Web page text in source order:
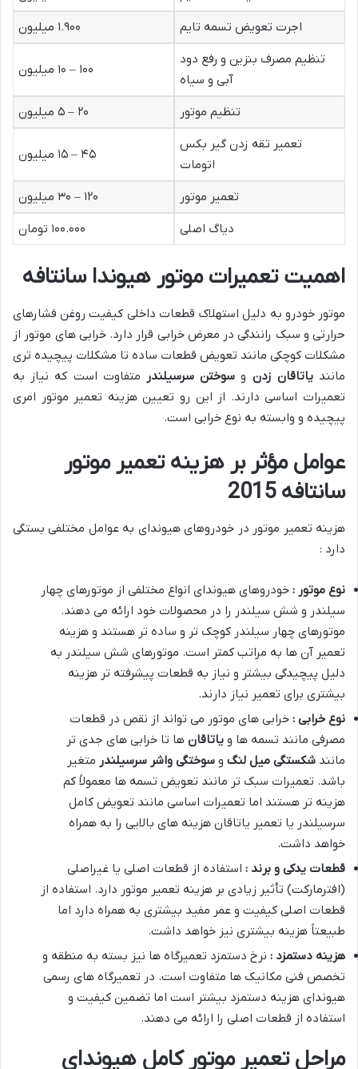
اجرت تعویض تسمه تایم
۱.۹۰۰ میلیون
تنظیم مصرف بنزین و رفع دود
آبی و سیاه
۱۰۰ – ۱۰ میلیون
تنظیم موتور
۲۰ – ۵ میلیون
تعمیر تقه زدن گیر بکس
اتومات
۴۵ – ۱۵ میلیون
تعمیر موتور
۱۲۰ – ۳۰ میلیون
دیاگ اصلی
۱۰۰.۰۰۰ تومان
اهمیت تعمیرات موتور هیوندا سانتافه
موتور خودرو به دلیل استهلاک قطعات داخلی کیفیت روغن فشارهای
حرارتی و سبک رانندگی در معرض خرابی قرار دارد. خرابی های موتور از
مشکلات کوچکی مانند تعویض قطعات ساده تا مشکلات پیچیده تری
مانندیاتاقان زدن و سوختن سرسیلندر متفاوت است که نیاز به
تعمیرات اساسی دارند. از این رو تعیین هزینه تعمیر موتور امری
پیچیده و وابسته به نوع خرابی است.
عوامل مؤثر بر هزینه تعمیر موتور
سانتافه 2015
هزینه تعمیر موتور در خودروهای هیوندای به عوامل مختلفی بستگی
دارد :
نوع موتور : خودروهای هیوندای انواع مختلفی از موتورهای چهار
سیلندر و شش سیلندر را در محصولات خود ارائه می دهند.
موتورهای چهار سیلندر کوچک تر و ساده تر هستند و هزینه
تعمیر آن ها به مراتب کمتر است. موتورهای شش سیلندر به
دلیل پیچیدگی بیشتر و نیاز به قطعات پیشرفته تر هزینه
بیشتری برای تعمیر نیاز دارند.
نوع خرابی : خرابی های موتور می تواند از نقص در قطعات
مصرفی مانند تسمه ها و یاتاقان ها تا خرابی های جدی تر
مانند شکستگی میل لنگ و سوختگی واشر سرسیلندر متغیر
باشد. تعمیرات سبک تر مانند تعویض تسمه ها معمولاً کم
هزینه تر هستند اما تعمیرات اساسی مانند تعویض کامل
سرسیلندر یا تعمیر یاتاقان هزینه های بالایی را به همراه
خواهد داشت.
قطعات یدکی و برند : استفاده از قطعات اصلی یا غیراصلی
(افترمارکت) تأثیر زیادی بر هزینه تعمیر موتور دارد. استفاده از
قطعات اصلی کیفیت و عمر مفید بیشتری به همراه دارد اما
طبیعتاً هزینه بیشتری نیز خواهد داشت.
هزینه دستمزد : نرخ دستمزد تعمیرگاه ها نیز بسته به منطقه و
تخصص فنی مکانیک ها متفاوت است. در تعمیرگاه های رسمی
هیوندای هزینه دستمزد بیشتر است اما تضمین کیفیت و
استفاده از قطعات اصلی را ارائه می دهند.
مراحل تعمیر موتور کامل هیوندای